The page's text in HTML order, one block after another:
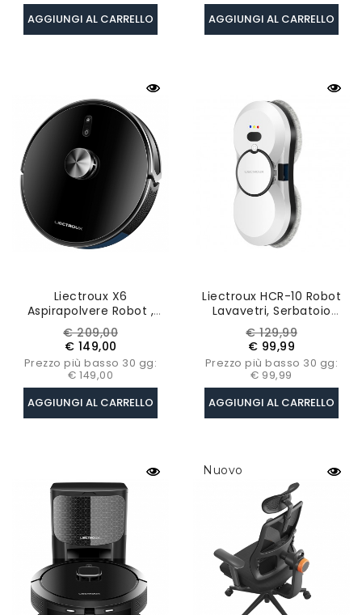
AGGIUNGI AL CARRELLO AGGIUNGI AL CARRELLO
Liectroux X6
Aspirapolvere Robot ,
Aspirazione 6500Pa,
Navigazione Laser LDS
Prezzo
base
€ 209,00Prezzo
€ 149,00
Prezzo più basso 30 gg:
€ 149,00
AGGIUNGI AL CARRELLO
Liectroux HCR-10 Robot
Lavavetri, Serbatoio
Dell'acqua Da 30 Ml,
Ultrasottile Da 6,8 Cm,
2800 Pa - Bianco
Prezzo
base
€ 129,99Prezzo
€ 99,99
Prezzo più basso 30 gg:
€ 99,99
AGGIUNGI AL CARRELLO
Nuovo